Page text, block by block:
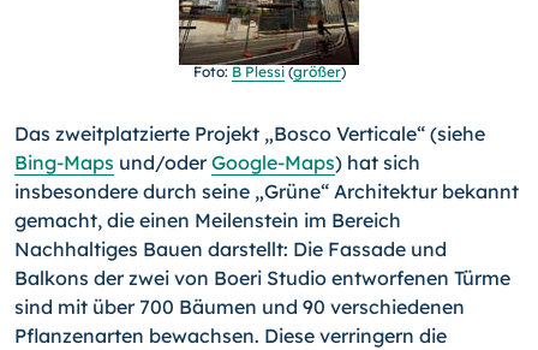
Foto:B Plessi(größer)
Das zweitplatzierte Projekt „Bosco Verticale“ (siehe
Bing-Maps und/oderGoogle-Maps) hat sich
insbesondere durch seine „Grüne“ Architektur bekannt
gemacht, die einen Meilenstein im Bereich
Nachhaltiges Bauen darstellt: Die Fassade und
Balkons der zwei von Boeri Studio entworfenen Türme
sind mit über 700 Bäumen und 90 verschiedenen
Pflanzenarten bewachsen. Diese verringern die